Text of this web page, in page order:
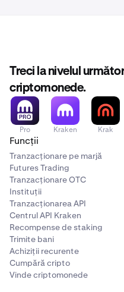
Treci la nivelul
criptomonede.
Pro Kraken Krak
Funcții
Tranzacționare pe marjă
Futures Trading
Tranzacționare OTC
Instituții
Tranzacționarea API
Centrul API Kraken
Recompense de staking
Trimite bani
Achiziții recurente
Cumpără cripto
Vinde criptomonede